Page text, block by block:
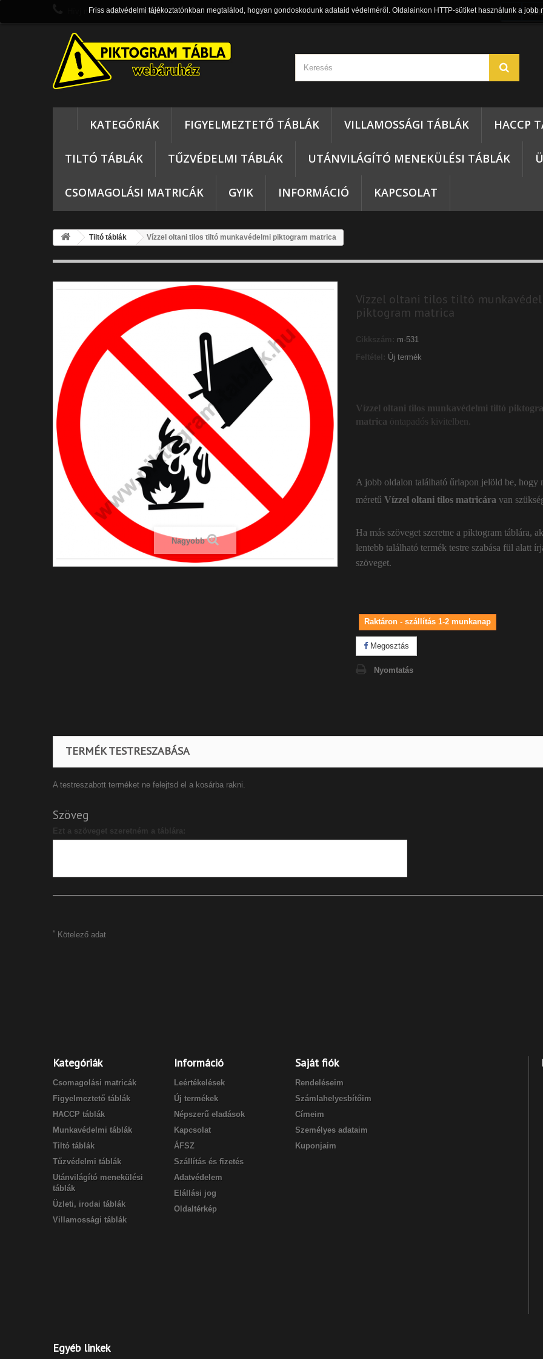
Hívj most: +36 1 430 0820
KATEGÓRIÁK FIGYELMEZTETŐ TÁBLÁK VILLAMOSSÁGI TÁBLÁK HACCP
TILTÓ TÁBLÁK TŰZVÉDELMI TÁBLÁK UTÁNVILÁGÍTÓ MENEKÜLÉSI TÁBLÁK
CSOMAGOLÁSI MATRICÁK GYIK INFORMÁCIÓ KAPCSOLAT
Friss adatvédelmi tájékoztatónkban megtalálod, hogyan gondoskodunk adataid védelméről. Oldalainkon HTTP-sütiket használunk a jobb
Tiltó táblák Vízzel oltani tilos tiltó munkavédelmi piktogram matrica
Nagyobb
Vízzel oltani tilos tiltó
piktogram matrica
Cikkszám: m-531
Feltétel: Új termék
Vízzel oltani tilos munkavédelmi tiltó
matrica öntapadós kivitelben.
A jobb oldalon található űrlapon jelöld be, hogy
méretű Vízzel oltani tilos matricára van
Ha más szöveget szeretne a piktogram táblára,
lentebb található termék testre szabása fül alatt
szöveget.
Raktáron - szállítás 1-2 munkanap
Megosztás
Nyomtatás
TERMÉK TESTRESZABÁSA
A testreszabott terméket ne felejtsd el a kosárba rakni.
Szöveg
Ezt a szöveget szeretném a táblára:
* Kötelező adat
Kategóriák
Csomagolási matricák
Figyelmeztető táblák
HACCP táblák
Munkavédelmi táblák
Tiltó táblák
Tűzvédelmi táblák
Utánvilágító menekülési
táblák
Üzleti, irodai táblák
Villamossági táblák
Információ
Leértékelések
Új termékek
Népszerű eladások
Kapcsolat
ÁFSZ
Szállítás és fizetés
Adatvédelem
Elállási jog
Oldaltérkép
Saját fiók
Rendeléseim
Számlahelyesbítőim
Címeim
Személyes adataim
Kuponjaim
Egyéb linkek